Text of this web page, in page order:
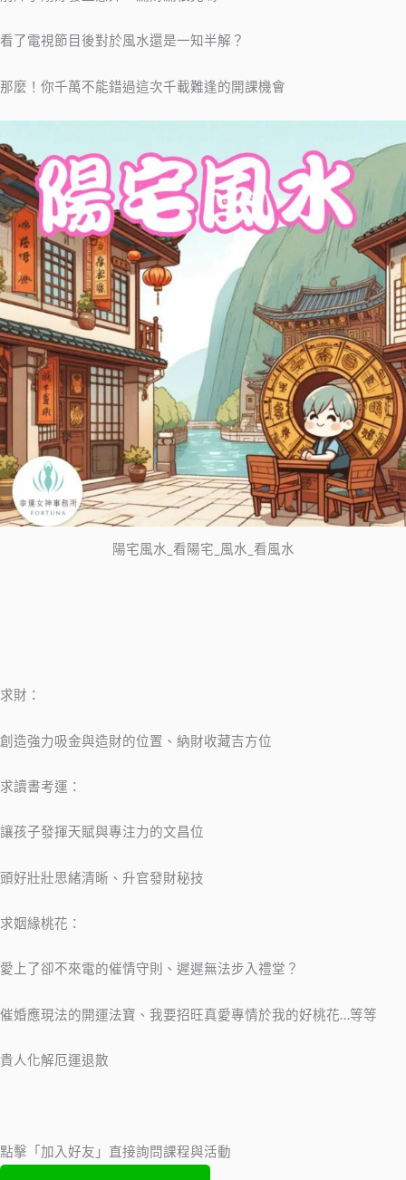
看了電視節目後對於風水還是一知半解？
那麼！你千萬不能錯過這次千載難逢的開課機會​​
陽宅風水_看陽宅_風水_看風水
求財：
創造強力吸金與造財的位置、納財收藏吉方位
求讀書考運：
讓孩子發揮天賦與專注力的文昌位
頭好壯壯思緒清晰、升官發財秘技
求姻緣桃花：
愛上了卻不來電的催情守則、遲遲無法步入禮堂？
催婚應現法的開運法寶、我要招旺真愛專情於我的好桃花…等等
貴人化解厄運退散
點擊「加入好友」直接詢問課程與活動​